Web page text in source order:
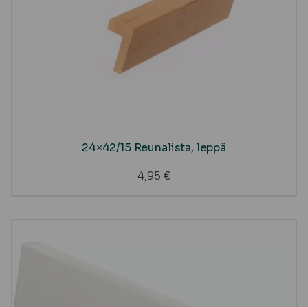
24×42/15 Reunalista, leppä
4,95 €